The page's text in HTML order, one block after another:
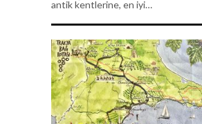
antik kentlerine, en iyi…